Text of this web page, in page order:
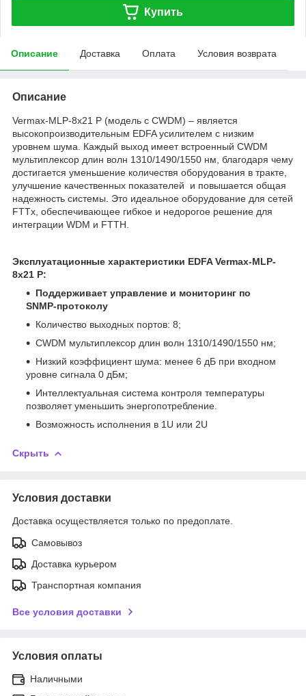
Купить
Описание Доставка Оплата Условия возврата
Описание
Vermax-MLP-8x21 P (модель с CWDM) – является
высокопроизводительным EDFA усилителем с низким
уровнем шума. Каждый выход имеет встроенный CWDM
мультиплексор длин волн 1310/1490/1550 нм, благодаря чему
достигается уменьшение количествя оборудования в тракте,
улучшение качественных показателей и повышается общая
надежность системы. Это идеальное оборудование для сетей
FTTx, обеспечивающее гибкое и недорогое решение для
интеграции WDM и FTTH.
Эксплуатационные характеристики EDFA Vermax-MLP-
8x21 P:
Поддерживает управление и мониторинг по
SNMP-протоколу
Количество выходных портов: 8;
CWDM мультиплексор длин волн 1310/1490/1550 нм;
Низкий коэффициент шума: менее 6 дБ при входном
уровне сигнала 0 дБм;
Интеллектуальная система контроля температуры
позволяет уменьшить энергопотребление.
Возможность исполнения в 1U или 2U
Скрыть
Условия доставки
Доставка осуществляется только по предоплате.
Самовывоз
Доставка курьером
Транспортная компания
Все условия доставки
Условия оплаты
Наличными